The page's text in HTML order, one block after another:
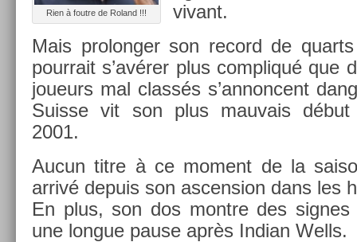
Rien à fout­re de Roland !!!
vivant.
Mais pro­long­er son re­cord de
pour­rait s’avérer plus com­pliqué que
joueurs mal classés s’an­non­cent
Suis­se vit son plus mauvais début
2001.
Aucun titre à ce mo­ment de la
arrivé de­puis son as­cens­ion dans les
En plus, son dos montre des sig­nes
une lon­gue pause après In­dian Wells.